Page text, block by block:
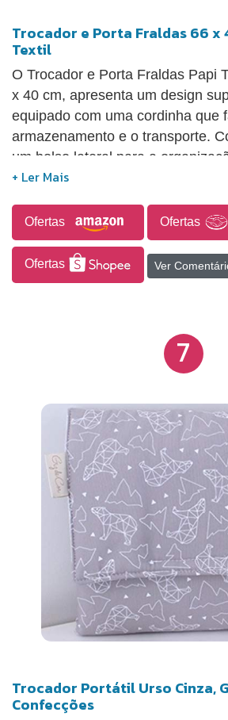
Trocador e Porta Fraldas 66 x
Textil
O Trocador e Porta Fraldas Papi
x 40 cm, apresenta um design
equipado com uma cordinha que
armazenamento e o transporte.
um bolso lateral para a
pomadas, lenços umedecidos e
uma limpeza rápida e prática.
Ofertas Ofertas
Ofertas Ver
7
Trocador Portátil Urso Cinza,
Confecções